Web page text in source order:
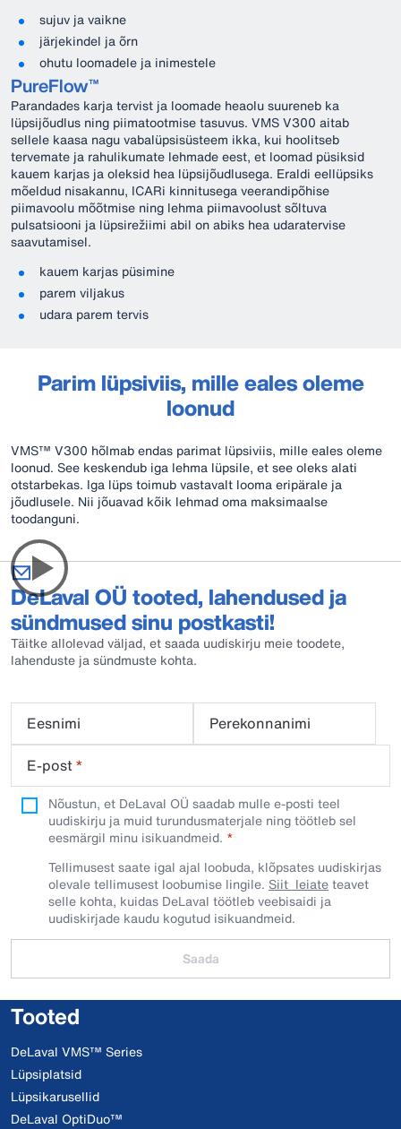
sujuv ja vaikne
järjekindel ja õrn
ohutu loomadele ja inimestele
PureFlow™
Parandades karja tervist ja loomade heaolu suureneb ka
lüpsijõudlus ning piimatootmise tasuvus. VMS V300 aitab
sellele kaasa nagu vabalüpsisüsteem ikka, kui hoolitseb
tervemate ja rahulikumate lehmade eest, et loomad püsiksid
kauem karjas ja oleksid hea lüpsijõudlusega. Eraldi eellüpsiks
mõeldud nisakannu, ICARi kinnitusega veerandipõhise
piimavoolu mõõtmise ning lehma piimavoolust sõltuva
pulsatsiooni ja lüpsirežiimi abil on abiks hea udaratervise
saavutamisel.
kauem karjas püsimine
parem viljakus
udara parem tervis
Parim lüpsiviis, mille eales oleme
loonud
VMS™ V300 hõlmab endas parimat lüpsiviis, mille eales oleme
loonud. See keskendub iga lehma lüpsile, et see oleks alati
otstarbekas. Iga lüps toimub vastavalt looma eripärale ja
jõudlusele. Nii jõuavad kõik lehmad oma maksimaalse
toodanguni.
DeLaval OÜ tooted, lahendused ja
sündmused sinu postkasti!
Täitke allolevad väljad, et saada uudiskirju meie toodete,
lahenduste ja sündmuste kohta.
Eesnimi
Perekonnanimi
E-post*
Nõustun, et DeLaval OÜ saadab mulle e-posti teel
uudiskirju ja muid turundusmaterjale ning töötleb sel
eesmärgil minu isikuandmeid.​
Tellimusest saate igal ajal loobuda, klõpsates uudiskirjas
olevale tellimusest loobumise lingile. Siit leiateteavet
selle kohta, kuidas DeLaval töötleb veebisaidi ja
uudiskirjade kaudu kogutud isikuandmeid.
Saada
Tooted
DeLaval VMS™ Series
Lüpsiplatsid
Lüpsikarusellid
DeLaval OptiDuo™